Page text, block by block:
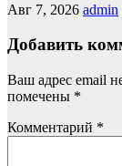
Авг 7, 2026 admin
Добавить
Ваш адрес email
помечены *
Комментарий *